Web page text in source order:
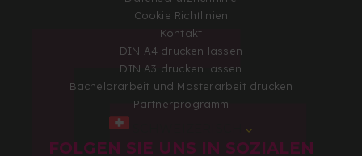
Cookie Richtlinien
Kontakt
DIN A4 drucken lassen
DIN A3 drucken lassen
Bachelorarbeit und Masterarbeit drucken
Partnerprogramm
FOLGEN SIE UNS IN SOZIALEN